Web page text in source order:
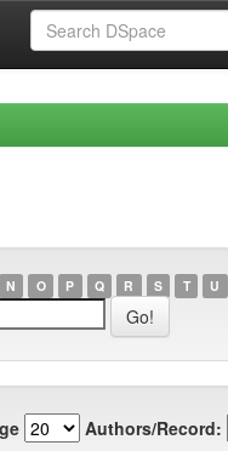
N O P Q R S T U
Authors/Record: